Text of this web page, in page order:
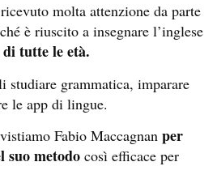
molta attenzione da parte
è riuscito a insegnare l’inglese
tutte le età.
studiare grammatica, imparare
le app di lingue.
Fabio Maccagnan per
suo metodo così efficace per